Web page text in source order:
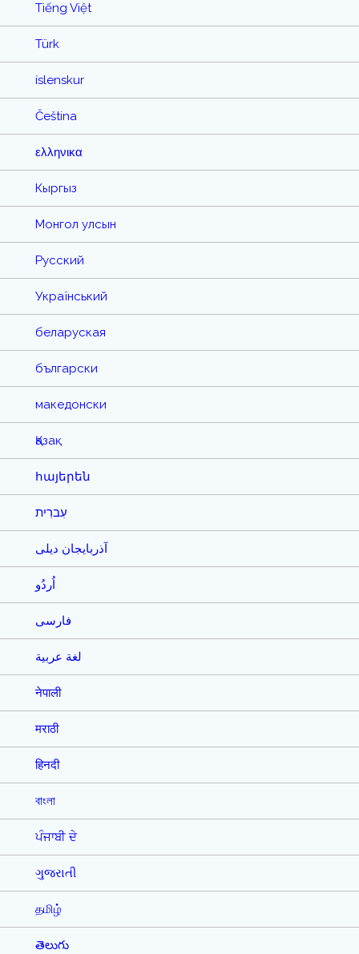
Tiếng Việt
Türk
íslenskur
Čeština
ελληνικα
Кыргыз
Монгол улсын
Русский
Український
беларуская
български
македонски
Қазақ
հայերեն
עִברִית
آذربایجان دیلی
اُردُو
فارسی
لغة عربية
नेपाली
मराठी
हिनदी
বাংলা
ਪੰਜਾਬੀ ਦੇ
ગુજરાતી
தமிழ்
తెలుగు